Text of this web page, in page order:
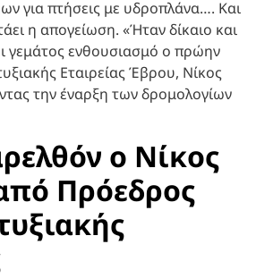
για πτήσεις με υδροπλάνα…. Και
η απογείωση. «Ήταν δίκαιο και
γεμάτος ενθουσιασμό ο πρώην
Εταιρείας Έβρου, Νίκος
την έναρξη των δρομολογίων
ο Νίκος
Πρόεδρος